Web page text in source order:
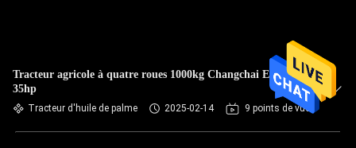
Tracteur agricole à quatre roues 1000kg Changchai Engine
35hp
Tracteur d'huile de palme 2025-02-14 9 points de vue